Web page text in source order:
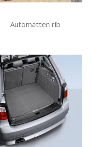
Automatten rib